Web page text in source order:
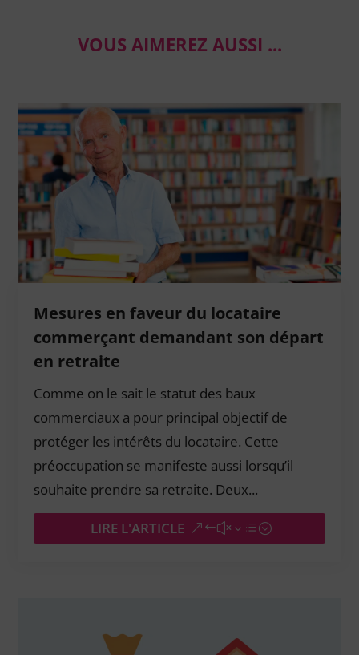
VOUS AIMEREZ AUSSI ...
Mesures en faveur du locataire
commerçant demandant son départ
en retraite
Comme on le sait le statut des baux
commerciaux a pour principal objectif de
protéger les intérêts du locataire. Cette
préoccupation se manifeste aussi lorsqu’il
souhaite prendre sa retraite. Deux...
LIRE L'ARTICLE